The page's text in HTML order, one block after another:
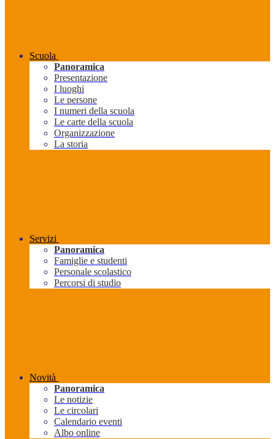
Scuola
Panoramica
Presentazione
I luoghi
Le persone
I numeri della scuola
Le carte della scuola
Organizzazione
La storia
Servizi
Panoramica
Famiglie e studenti
Personale scolastico
Percorsi di studio
Novità
Panoramica
Le notizie
Le circolari
Calendario eventi
Albo online